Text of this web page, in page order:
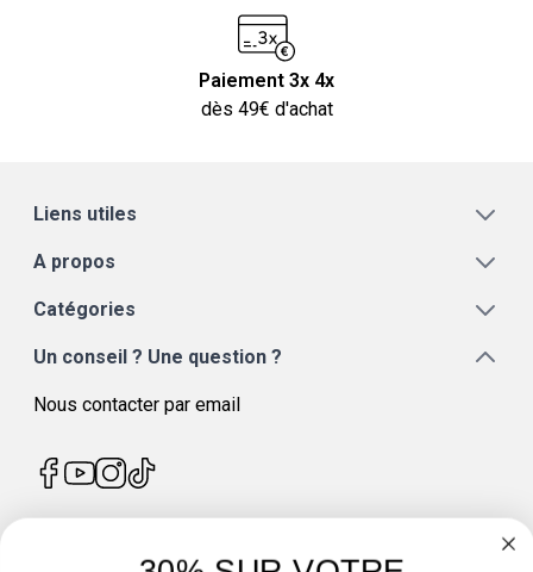
Paiement 3x 4x
dès 49€ d'achat
Liens utiles
A propos
Catégories
Un conseil ? Une question ?
Nous contacter par email